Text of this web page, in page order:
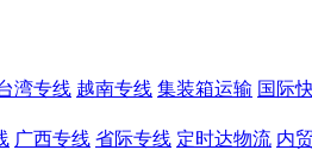
湾专线 越南专线 集装箱运输 国际
广西专线 省际专线 定时达物流 内